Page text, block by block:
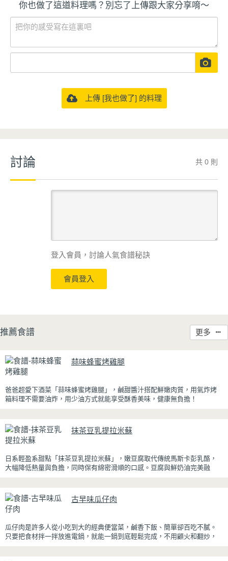
你也做了這道料理嗎？別忘了上傳跟大家分享唷～
上傳 [我也做了] 的料理
討論 共 0 則
登入會員，討論人氣食譜秘訣
會員登入
推薦食譜 更多
蒜味蜂蜜烤雞腿
爸爸超愛下酒菜「蒜味蜂蜜烤雞腿」，鹹甜醬汁搭配鮮嫩肉質，用氣炸烤
箱料理不需要油炸，用少油方式就能享受酥香美味，健康無負擔！
炸也能烤出外皮金黃微酥、肉質多汁的完美口感。最後刷上一層蜂蜜蒜香
醬，讓雞皮散發迷人的焦糖光澤與蜂蜜的自然香甜，搭配冰涼啤酒更是絕
配！無論是父親節、聚會或宵夜時光，在家就能輕鬆端出美味下酒菜。
抹茶豆乳提拉米蘇
日系輕盈系甜點「抹茶豆乳提拉米蘇」，嫩豆腐取代傳統馬斯卡彭乳酪，
大幅降低熱量與負擔，同時保有綿密滑順的口感。豆腐與鮮奶油完美融
浸泡抹茶液的手指餅乾增加濕潤口感，每一口都能吃到淡淡的茶香。相較
於傳統提拉米蘇，這款更清爽、更低負擔，無論是下午茶、飯後甜點，或
系點心。
古早味瓜仔肉
瓜仔肉是許多人從小吃到大的經典便當菜，鹹香下飯、簡單卻百吃不膩。
只要把食材拌一拌放進電鍋，就能一鍋到底輕鬆完成，不用顧火和翻炒，